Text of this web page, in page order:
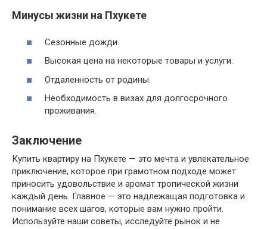
Минусы жизни на Пхукете
Сезонные дожди.
Высокая цена на некоторые товары и услуги.
Отдаленность от родины.
Необходимость в визах для долгосрочного
проживания.
Заключение
Купить квартиру на Пхукете — это мечта и увлекательное
приключение, которое при грамотном подходе может
приносить удовольствие и аромат тропической жизни
каждый день. Главное — это надлежащая подготовка и
понимание всех шагов, которые вам нужно пройти.
Используйте наши советы, исследуйте рынок и не